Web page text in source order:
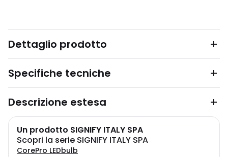
Dettaglio prodotto
Specifiche tecniche
Descrizione estesa
Un prodotto SIGNIFY ITALY SPA
Scopri la serie SIGNIFY ITALY SPA
CorePro LEDbulb